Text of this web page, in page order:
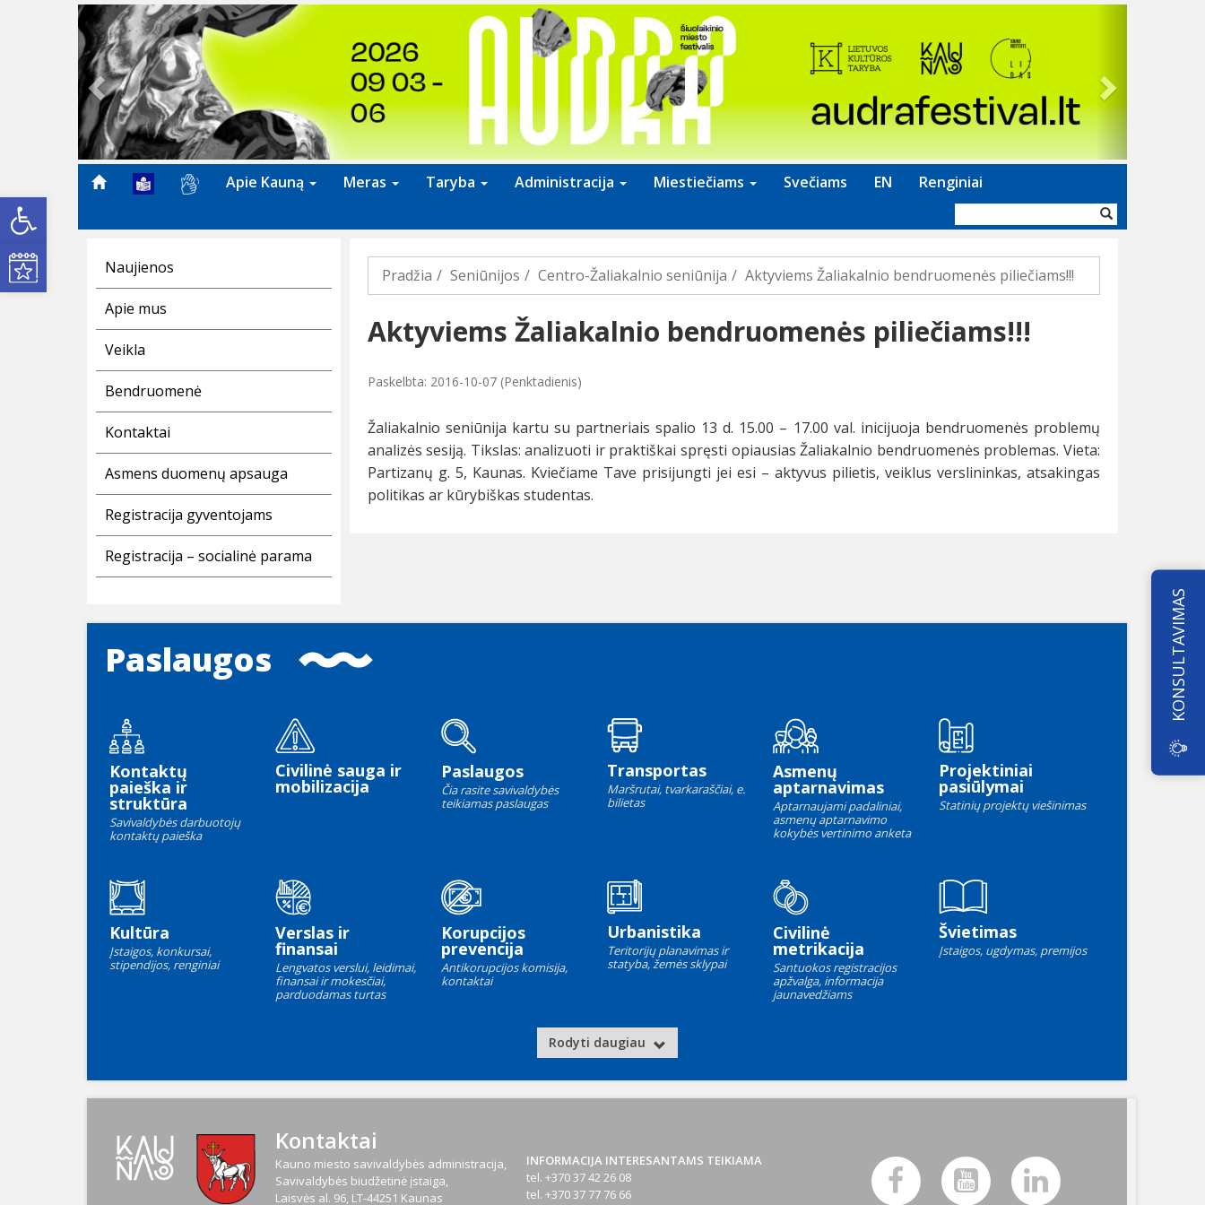
Open toolbar
Kultūros renginiai
Previous
Apie Kauną Meras Taryba Administracija Miestiečiams Svečiams EN Renginiai
forma
Naujienos
Apie mus
Veikla
Bendruomenė
Kontaktai
Asmens duomenų apsauga
Registracija gyventojams
Registracija – socialinė parama
Pradžia Seniūnijos Centro-Žaliakalnio seniūnija Aktyviems Žaliakalnio bendruomenės piliečiams!!!
Aktyviems Žaliakalnio bendruomenės piliečiams!!!
Paskelbta: 2016-10-07 (Penktadienis)
Žaliakalnio seniūnija kartu su partneriais spalio 13 d. 15.00 – 17.00 val. inicijuoja bendruomenės problemų
analizės sesiją. Tikslas: analizuoti ir praktiškai spręsti opiausias Žaliakalnio bendruomenės problemas. Vieta:
Partizanų g. 5, Kaunas. Kviečiame Tave prisijungti jei esi – aktyvus pilietis, veiklus verslininkas, atsakingas
politikas ar kūrybiškas studentas.
Paslaugos
Kontaktų
paieška ir
struktūra
Savivaldybės darbuotojų
kontaktų paieška
Civilinė sauga ir
mobilizacija
Paslaugos
Čia rasite savivaldybės
teikiamas paslaugas
Transportas
Maršrutai, tvarkaraščiai, e.
bilietas
Asmenų
aptarnavimas
Aptarnaujami padaliniai,
asmenų aptarnavimo
kokybės vertinimo anketa
Projektiniai
pasiūlymai
Statinių projektų viešinimas
Kultūra
Įstaigos, konkursai,
stipendijos, renginiai
Verslas ir
finansai
Lengvatos verslui, leidimai,
finansai ir mokesčiai,
parduodamas turtas
Korupcijos
prevencija
Antikorupcijos komisija,
kontaktai
Urbanistika
Teritorijų planavimas ir
statyba, žemės sklypai
Civilinė
metrikacija
Santuokos registracijos
apžvalga, informacija
jaunavedžiams
Švietimas
Įstaigos, ugdymas, premijos
Rodyti daugiau
Kontaktai
Kauno miesto savivaldybės administracija,
Savivaldybės biudžetinė įstaiga,
Laisvės al. 96, LT-44251 Kaunas
INFORMACIJA INTERESANTAMS TEIKIAMA
tel. +370 37 42 26 08
tel. +370 37 77 76 66
KONSULTAVIMAS